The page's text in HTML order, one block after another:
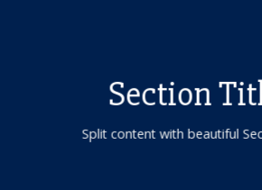
Section
Split content with beautiful